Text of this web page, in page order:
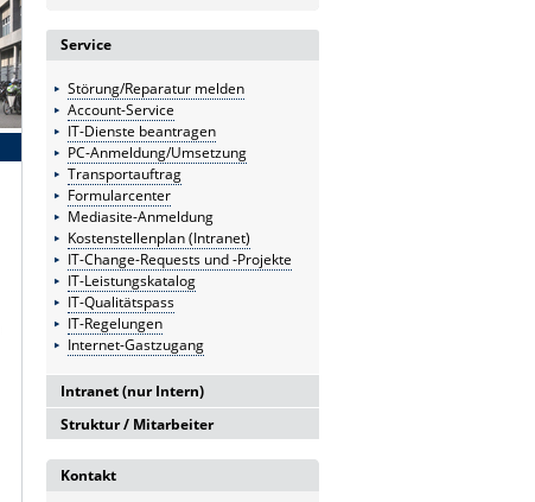
Service
Störung/Reparatur melden
Account-Service
IT-Dienste beantragen
PC-Anmeldung/Umsetzung
Transportauftrag
Formularcenter
Mediasite-Anmeldung
Kostenstellenplan (Intranet)
IT-Change-Requests und -Projekte
IT-Leistungskatalog
IT-Qualitätspass
IT-Regelungen
Internet-Gastzugang
Intranet (nur Intern)
Intranetserver
Struktur / Mitarbeiter
G6
Kontakt